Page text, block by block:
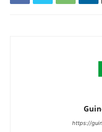
https://